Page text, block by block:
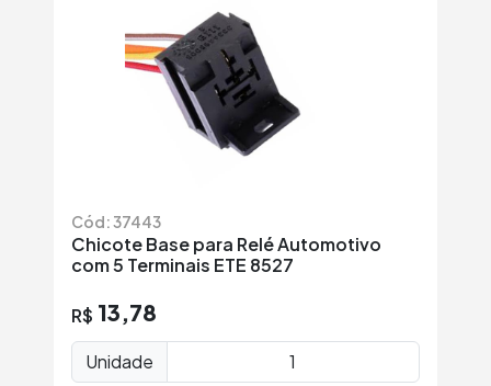
Cód: 37443
Chicote Base para Relé Automotivo
com 5 Terminais ETE 8527
R$ 13,78
Unidade